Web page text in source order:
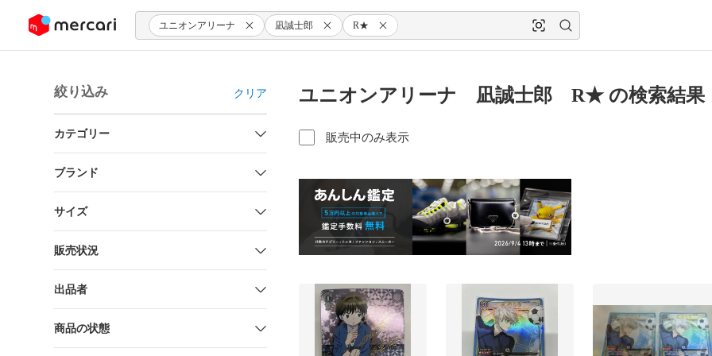
ツにスキップ ユニオンアリーナ 凪誠士郎 R★
絞り込み クリア
カテゴリー
ブランド
サイズ
販売状況
出品者
商品の状態
ユニオンアリーナ 凪誠士郎 R★ の検索結果
販売中のみ表示